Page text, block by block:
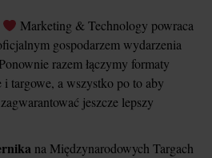
Marketing & Technology powraca
gospodarzem wydarzenia
Ponownie razem łączymy formaty
targowe, a wszystko po to aby
jeszcze lepszy
na Międzynarodowych Targach